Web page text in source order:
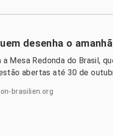
desenha o
Mesa Redonda do Brasil,
abertas até 30 de
brasilien.org